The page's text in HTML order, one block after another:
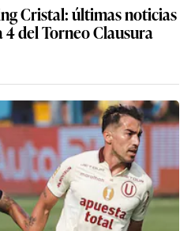
Cristal: últimas noticias
del Torneo Clausura